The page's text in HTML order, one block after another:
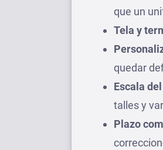
que un
Tela y
quedar
Escala
talles y
Plazo